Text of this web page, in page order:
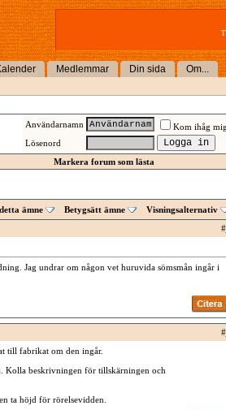
Medlemmar Din sida Om...
Användarnamn
Kom ihåg
Lösenord
Markera forum som lästa
ämne Betygsätt ämne
Visningsalternativ
#
Jag undrar om någon vet huruvida sömsmån ingår i
#
till fabrikat om den ingår.
Kolla beskrivningen för tillskärningen och
ta höjd för rörelsevidden.